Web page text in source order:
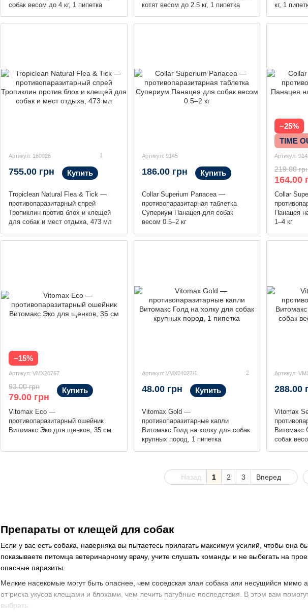
Препараты от клещей для собак
Если у вас есть собака, наверняка вы пытаетесь прилагать максимум усилий, чтобы она
показываете питомца ветеринарному врачу, учите слушать команды и не выбегать на
опасные паразиты.
Мелкие насекомые могут быть опаснее, чем соседская злая собака или несущийся мимо
от риска укусов клещами и блохами, чем лечить пагубные последствия. В этом вам
выбрать.
собак весом до 4 кг, 1 пипетка
котят весом до 2.5 кг, 1 пипетка
кг, 1
Артикул: 160026 1
Tropiclean Natural Flea & Tick —
противопаразитарный спрей
Тропиклин против блох и клещей
для собак и мест отдыха, 473 мл
755.00 грн Купить
Артикул: 9145
Collar Superium Panacea —
противопаразитарная таблетка
Супериум Панацея для собак
весом 0.5–2 кг
186.00 грн Купить
−25%
TIME
Артикул:
Collar
Панацея
1–4 кг
219.00
164.00
−15%
Артикул: VMX20767
Vitomax Eco —
противопаразитарный ошейник
Витомакс Эко для щенков, 35 см
93.00 грн
79.00 грн
Купить
Артикул: VMX04027/1 2
Vitomax Gold —
противопаразитарные капли
Витомакс Голд на холку для собак
крупных пород, 1 пипетка
48.00 грн Купить
Артикул:
Vitomax
Витомакс
собак
288.00
Назад 1 2 3 Вперед